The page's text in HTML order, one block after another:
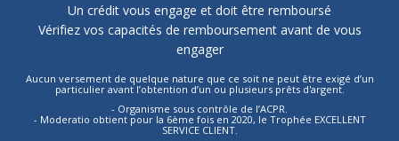
Un crédit vous engage et doit être remboursé
Vérifiez vos capacités de remboursement avant de vous
engager
Aucun versement de quelque nature que ce soit ne peut être exigé d’un
particulier avant l’obtention d’un ou plusieurs prêts d'argent.
- Organisme sous contrôle de l’ACPR.
- Moderatio obtient pour la 6ème fois en 2020, le Trophée EXCELLENT
SERVICE CLIENT.